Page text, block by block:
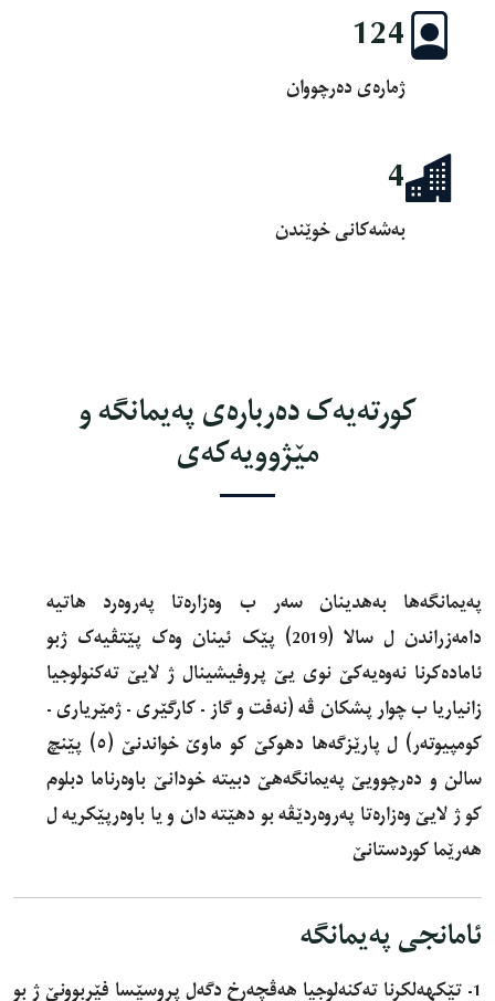
124
ژمارەی دەرچووان
4
بەشەکانی خوێندن
کورتەیەک دەربارەی پەیمانگە و
مێژوویەکەی
پەیمانگەها بەهدینان سەر ب وەزارەتا پەروەرد هاتیە
دامەزراندن ل سالا (2019) پێک ئینان وەک پێتڤیەک ژبو
ئامادەکرنا نەوەیەکێ نوی یێ پروفیشینال ژ لایێ تەکنولوجیا
زانیاریا ب چوار پشکان ڤە (نەفت و گاز - کارگێرى - ژمێریارى -
کومپیوتەر) ل پارێزگەها دهوکێ کو ماوێ خواندنێ (٥) پێنچ
سالن و دەرچوویێ پەیمانگەهێ دبیتە خودانێ باوەرناما دبلوم
کو ژ لایێ وەزارەتا پەروەردێڤە بو دهێتە دان و یا باوەرپێکریە ل
هەرێما کوردستانێ
ئامانجی پەیمانگە
1- تێکهەلکرنا تەکنەلوجیا هەڤچەرخ دگەل پروسێسا فێربوونێ ژ بو